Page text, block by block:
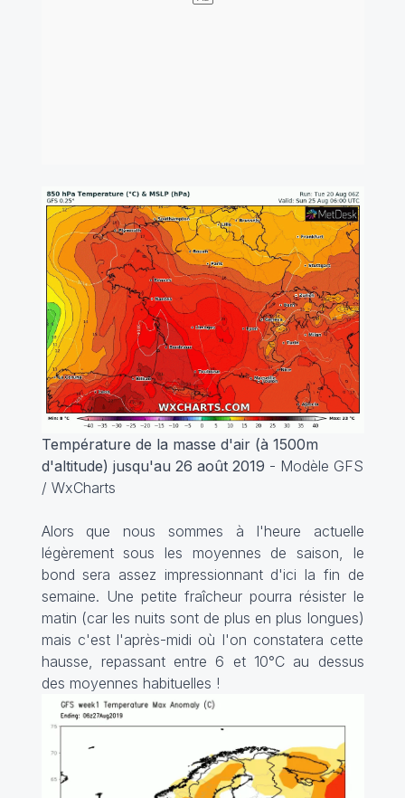
Température de la masse d'air (à 1500m
d'altitude) jusqu'au 26 août 2019 - Modèle GFS
/ WxCharts
Alors que nous sommes à l'heure actuelle
légèrement sous les moyennes de saison, le
bond sera assez impressionnant d'ici la fin de
semaine. Une petite fraîcheur pourra résister le
matin (car les nuits sont de plus en plus longues)
mais c'est l'après-midi où l'on constatera cette
hausse, repassant entre 6 et 10°C au dessus
des moyennes habituelles !